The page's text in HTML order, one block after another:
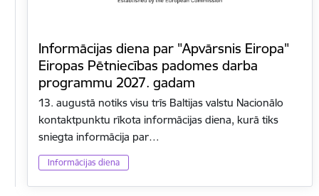
Informācijas diena par "Apvārsnis Eiropa"
Eiropas Pētniecības padomes darba
programmu 2027. gadam
13. augustā notiks visu trīs Baltijas valstu Nacionālo
kontaktpunktu rīkota informācijas diena, kurā tiks
sniegta informācija par…
Informācijas diena